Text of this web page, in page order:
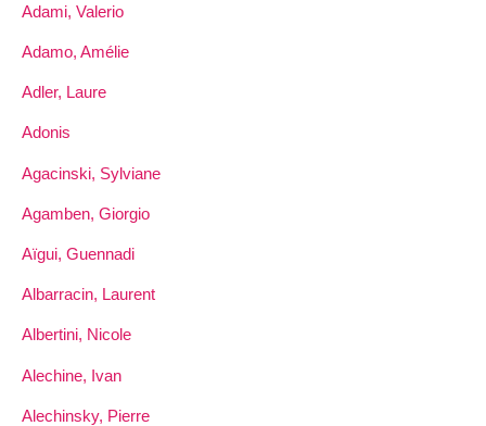
Adami, Valerio
Adamo, Amélie
Adler, Laure
Adonis
Agacinski, Sylviane
Agamben, Giorgio
Aïgui, Guennadi
Albarracin, Laurent
Albertini, Nicole
Alechine, Ivan
Alechinsky, Pierre